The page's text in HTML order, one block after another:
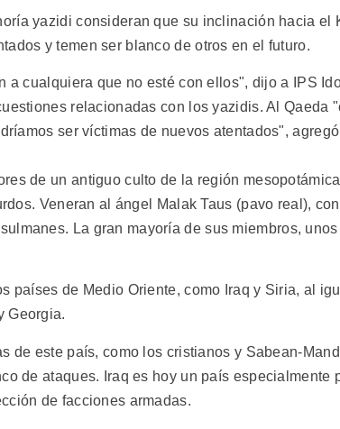
yazidi consideran que su inclinación hacia el
y temen ser blanco de otros en el futuro.
a cualquiera que no esté con ellos", dijo a IPS
relacionadas con los yazidis. Al Qaeda
ser víctimas de nuevos atentados",
de un antiguo culto de la región
Veneran al ángel Malak Taus (pavo real),
La gran mayoría de sus miembros,
países de Medio Oriente, como Iraq y Siria, al
Georgia.
de este país, como los cristianos y Sabean-
de ataques. Iraq es hoy un país especialmente
de facciones armadas.